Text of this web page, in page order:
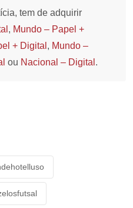
tem de adquirir
, Mundo – Papel +
+ Digital , Mundo –
ou Nacional – Digital .